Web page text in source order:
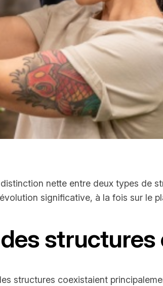
nette entre deux types de
significative, à la fois sur le
structures coexistaient